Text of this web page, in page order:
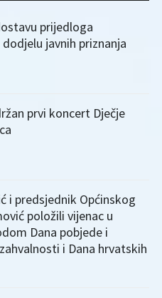
prijedloga
javnih priznanja
prvi koncert Dječje
i predsjednik Općinskog
položili vijenac u
Dana pobjede i
i Dana hrvatskih